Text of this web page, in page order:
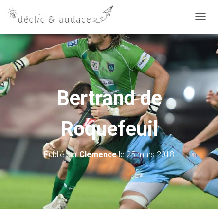
É
I
R
N
A
V
G
T
Bertrand de
Roquefeuil
Publié parClemencele25 mars 2018